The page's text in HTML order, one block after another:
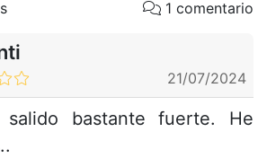
1 comentario
21/07/2024
bastante fuerte. He